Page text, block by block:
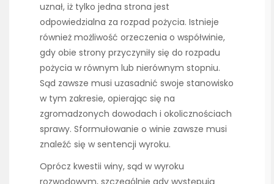
uznał, iż tylko jedna strona jest
odpowiedzialna za rozpad pożycia. Istnieje
również możliwość orzeczenia o współwinie,
gdy obie strony przyczyniły się do rozpadu
pożycia w równym lub nierównym stopniu.
Sąd zawsze musi uzasadnić swoje stanowisko
w tym zakresie, opierając się na
zgromadzonych dowodach i okolicznościach
sprawy. Sformułowanie o winie zawsze musi
znaleźć się w sentencji wyroku.
Oprócz kwestii winy, sąd w wyroku